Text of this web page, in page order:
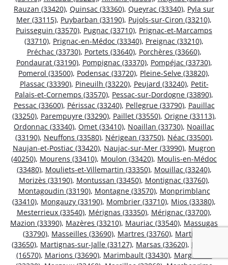
Rauzan (33420), Quinsac (33360), Queyrac (33340), Pyla sur
Mer (33115), Puybarban (33190), Pujols-sur-Ciron (33210),
Puisseguin (33570), Pugnac (33710), Prignac-et-Marcamps
(33710), Prignac-en-Médoc (33340), Preignac (33210),
Préchac (33730), Portets (33640), Porchères (33660),
Pondaurat (33190), Pompignac (33370), Pompéjac (33730),
Pomerol (33500), Podensac (33720), Pleine-Selve (33820),
Plassac (33390), Pineuilh (33220), Peujard (33240), Petit-
Palais-et-Cornemps (33570), Pessac-sur-Dordogne (33890),
Pessac (33600), Périssac (33240), Pellegrue (33790), Pauillac
(33250), Parempuyre (33290), Paillet (33550), Origne (33113),
Ordonnac (33340), Omet (33410), Noaillan (33730), Noaillac
(33190), Neuffons (33580), Nérigean (33750), Néac (33500),
Naujan-et-Postiac (33420), Naujac-sur-Mer (33990), Mugron
(40250), Mourens (33410), Moulon (33420), Moulis-en-Médoc
(33480), Mouliets-et-Villemartin (33350), Mouillac (33240),
Morizès (33190), Montussan (33450), Montignac (33760),
Montagoudin (33190), Montagne (33570), Monprimblanc
(33410), Mongauzy (33190), Mombrier (33710), Mios (33380),
Mesterrieux (33540), Mérignas (33350), Mérignac (33700),
Mazion (33390), Mazères (33210), Mauriac (33540), Massugas
(33790), Masseilles (33690), Martres (33760), Martillac
(33650), Martignas-sur-Jalle (33127), Marsas (33620), Marsac
(16570), Marions (33690), Marimbault (33430), Margueron